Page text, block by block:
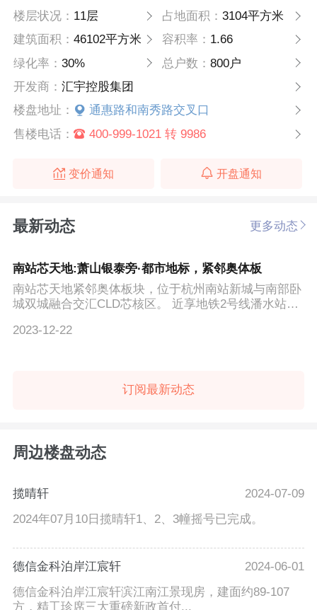
楼层状况： 11层 占地面积： 3104平方米
建筑面积：46102平方米 容积率： 1.66
绿化率：30% 总户数： 800户
开发商：汇宇控股集团
楼盘地址：
通惠路和南秀路交叉口
售楼电话：
400-999-1021 转 9986
变价通知 开盘通知
最新动态 更多动态
南站芯天地:萧山银泰旁·都市地标，紧邻奥体板
南站芯天地紧邻奥体板块，位于杭州南站新城与南部卧
城双城融合交汇CLD芯核区。 近享地铁2号线潘水站、
2023-12-22
订阅最新动态
周边楼盘动态
揽晴轩
2024-07-09
2024年07月10日揽晴轩1、2、3幢摇号已完成。
德信金科泊岸江宸轩
2024-06-01
德信金科泊岸江宸轩滨江南江景现房，建面约89-107
方，精工珍席三大重磅新政首付...